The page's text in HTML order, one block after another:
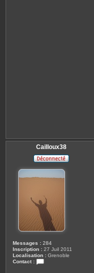
Cailloux38
Messages : 284
Inscription : 27 Juil 2011
Localisation : Grenoble
Contact :